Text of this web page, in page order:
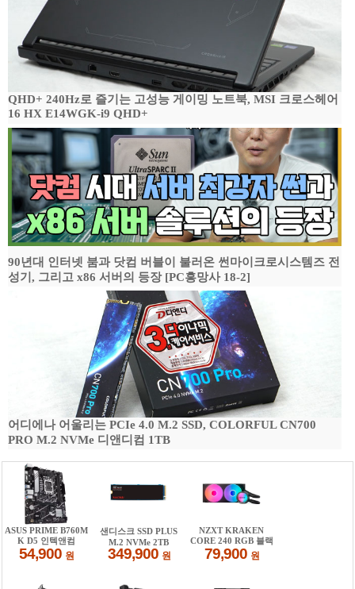
QHD+ 240Hz로 즐기는 고성능 게이밍 노트북, MSI 크로스헤어
16 HX E14WGK-i9 QHD+
90년대 인터넷 붐과 닷컴 버블이 불러온 썬마이크로시스템즈 전
성기, 그리고 x86 서버의 등장 [PC흥망사 18-2]
어디에나 어울리는 PCIe 4.0 M.2 SSD, COLORFUL CN700
PRO M.2 NVMe 디앤디컴 1TB